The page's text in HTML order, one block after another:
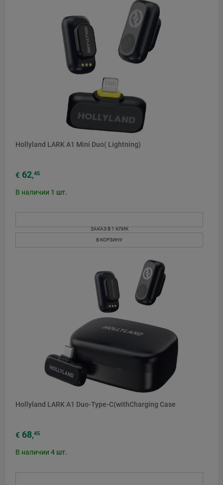
Hollyland LARK A1 Mini Duo( Lightning)
€ 62,45
В наличии 1 шт.
ЗАКАЗ В 1 КЛИК
В КОРЗИНУ
Hollyland LARK A1 Duo-Type-C(withCharging Case
€ 68,45
В наличии 4 шт.